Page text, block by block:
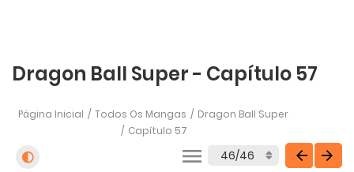
Dragon Ball Super - Capítulo 57
Página Inicial Todos Os Mangas
Dragon Ball Super
Capítulo 57